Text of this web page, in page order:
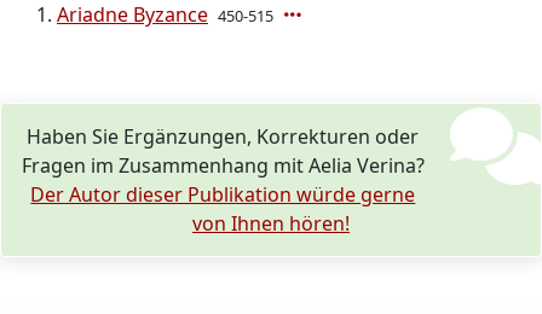
Ariadne Byzance 450-515
Haben Sie Ergänzungen, Korrekturen oder
Fragen im Zusammenhang mit Aelia Verina?
Der Autor dieser Publikation würde gerne
von Ihnen hören!